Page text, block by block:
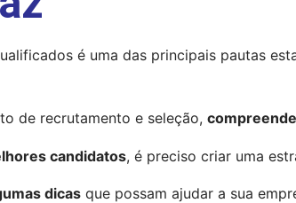
é uma das principais pautas
de recrutamento e seleção,
candidatos, é preciso criar uma
dicas que possam ajudar a sua